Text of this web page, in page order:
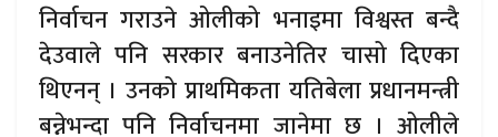
निर्वाचन गराउने ओलीको भनाइमा विश्वस्त बन्दै
देउवाले पनि सरकार बनाउनेतिर चासो दिएका
थिएनन् । उनको प्राथमिकता यतिबेला प्रधानमन्त्री
बन्नेभन्दा पनि निर्वाचनमा जानेमा छ । ओलीले